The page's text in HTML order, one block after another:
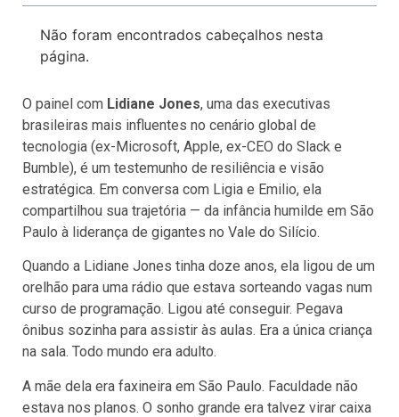
Não foram encontrados cabeçalhos nesta
página.
O painel com Lidiane Jones, uma das executivas
brasileiras mais influentes no cenário global de
tecnologia (ex-Microsoft, Apple, ex-CEO do Slack e
Bumble), é um testemunho de resiliência e visão
estratégica. Em conversa com Ligia e Emilio, ela
compartilhou sua trajetória — da infância humilde em São
Paulo à liderança de gigantes no Vale do Silício.
Quando a Lidiane Jones tinha doze anos, ela ligou de um
orelhão para uma rádio que estava sorteando vagas num
curso de programação. Ligou até conseguir. Pegava
ônibus sozinha para assistir às aulas. Era a única criança
na sala. Todo mundo era adulto.
A mãe dela era faxineira em São Paulo. Faculdade não
estava nos planos. O sonho grande era talvez virar caixa